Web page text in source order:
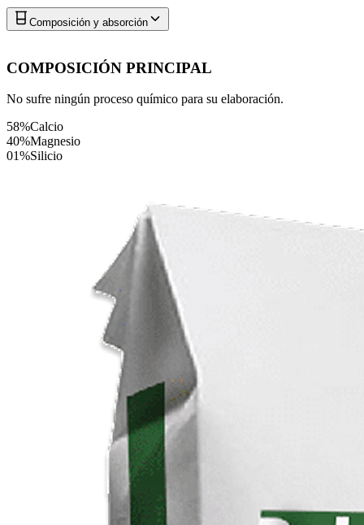
Composición y absorción
COMPOSICIÓN PRINCIPAL
No sufre ningún proceso químico para su elaboración.
58%Calcio
40%Magnesio
01%Silicio